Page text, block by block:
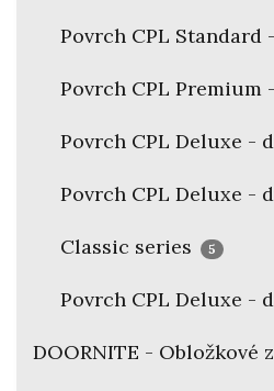
Povrch CPL Standard
Povrch CPL Premium
Povrch CPL Deluxe -
Povrch CPL Deluxe -
Classic series 5
Povrch CPL Deluxe -
DOORNITE - Obložkové